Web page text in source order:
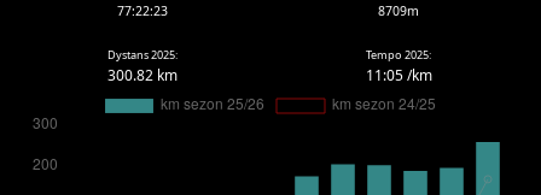
77:22:23
8709m
Dystans 2025:
300.82 km
Tempo 2025:
11:05 /km